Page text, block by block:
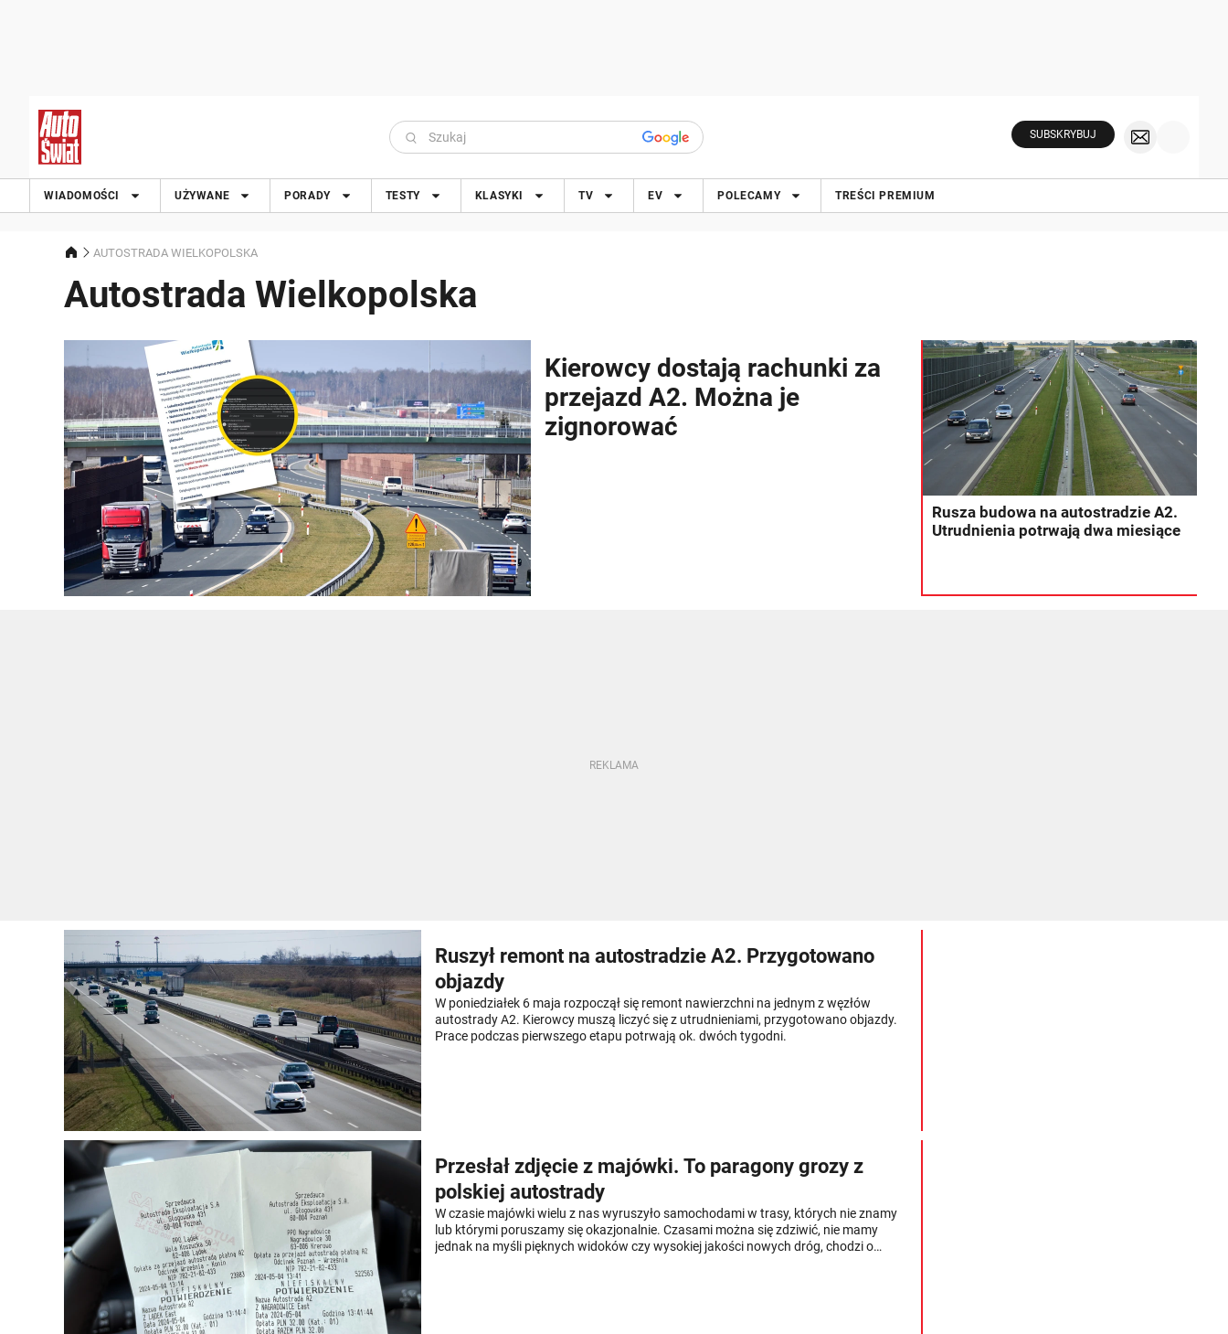
SUBSKRYBUJ
WIADOMOŚCI UŻYWANE PORADY TESTY KLASYKI TV EV POLECAMY TREŚCI PREMIUM
AUTOSTRADA WIELKOPOLSKA
Autostrada Wielkopolska
Kierowcy dostają rachunki za
przejazd A2. Można je
zignorować
Rusza budowa na autostradzie A2.
Utrudnienia potrwają dwa miesiące
Ruszył remont na autostradzie A2. Przygotowano
objazdy
W poniedziałek 6 maja rozpoczął się remont nawierzchni na jednym z węzłów
autostrady A2. Kierowcy muszą liczyć się z utrudnieniami, przygotowano objazdy.
Prace podczas pierwszego etapu potrwają ok. dwóch tygodni.
Przesłał zdjęcie z majówki. To paragony grozy z
polskiej autostrady
W czasie majówki wielu z nas wyruszyło samochodami w trasy, których nie znamy
lub którymi poruszamy się okazjonalnie. Czasami można się zdziwić, nie mamy
jednak na myśli pięknych widoków czy wysokiej jakości nowych dróg, chodzi o